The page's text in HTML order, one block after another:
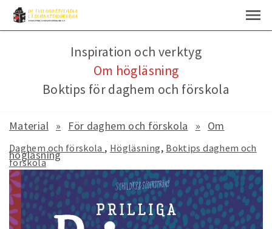
Material För daghem och förskola Om
högläsning
Inspiration och verktyg
Om högläsning
Boktips för daghem och förskola
Daghem och förskola Högläsning Boktips daghem och
förskola